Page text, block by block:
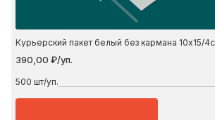
Курьерский пакет белый без кармана 10х15/
390,00 ₽/уп.
500 шт/уп.